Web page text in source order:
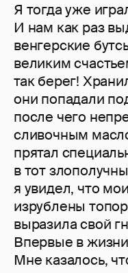
Я тогда уже
И нам как раз
венгерские
великим
так берег!
они попадали
после чего
сливочным
прятал
в тот
я увидел, что
изрублены
выразила свой
Впервые в жизни
Мне казалось,